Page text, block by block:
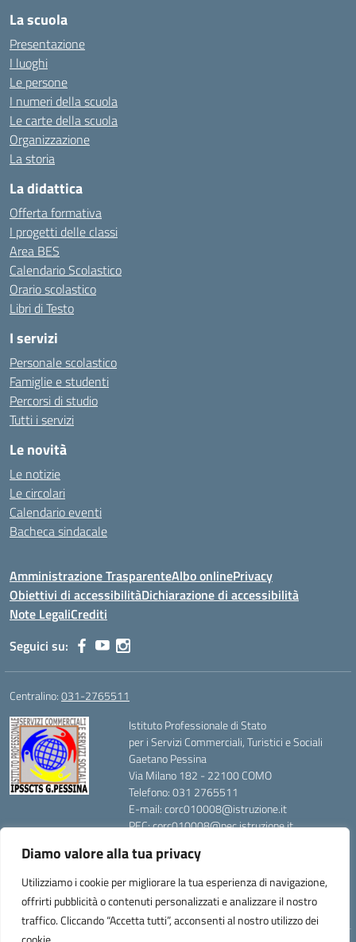
Diamo valore alla tua privacy
Utilizziamo i cookie per migliorare la tua esperienza di navigazione,
offrirti pubblicità o contenuti personalizzati e analizzare il nostro
traffico. Cliccando “Accetta tutti”, acconsenti al nostro utilizzo dei
La scuola
Presentazione
I luoghi
Le persone
I numeri della scuola
Le carte della scuola
Organizzazione
La storia
La didattica
Offerta formativa
I progetti delle classi
Area BES
Calendario Scolastico
Orario scolastico
Libri di Testo
I servizi
Personale scolastico
Famiglie e studenti
Percorsi di studio
Tutti i servizi
Le novità
Le notizie
Le circolari
Calendario eventi
Bacheca sindacale
Amministrazione TrasparenteAlbo onlinePrivacy
Obiettivi di accessibilitàDichiarazione di accessibilità
Note LegaliCrediti
Seguici su:
Centralino:031-2765511
Istituto Professionale di Stato
per i Servizi Commerciali, Turistici e Sociali
Gaetano Pessina
Via Milano 182 - 22100 COMO
Telefono: 031 2765511
E-mail: corc010008@istruzione.it
PEC: corc010008@pec.istruzione.it
Codice Fiscale: 80014420139